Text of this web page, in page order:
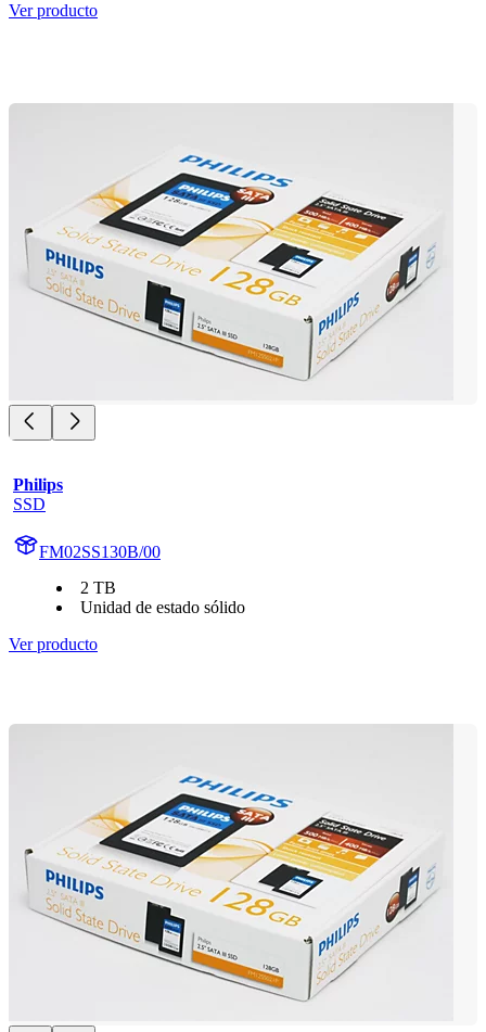
Ver producto
Philips
SSD
FM02SS130B/00
2 TB
Unidad de estado sólido
Ver producto